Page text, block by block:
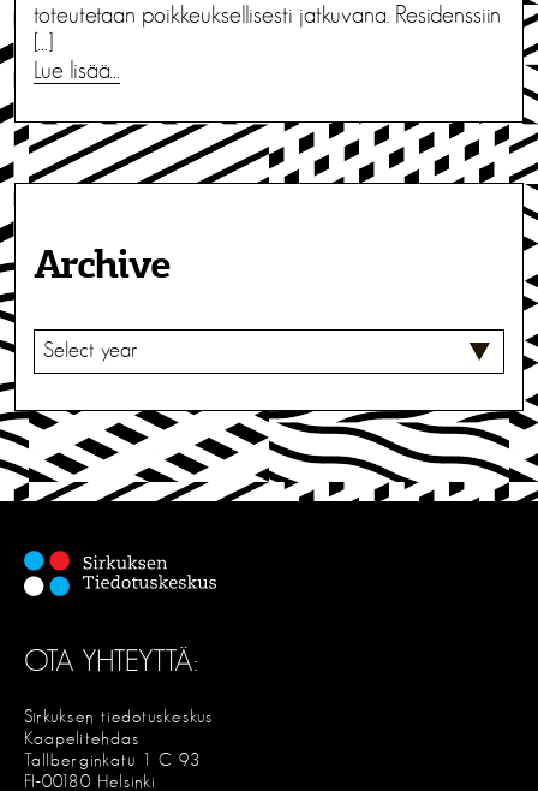
toteutetaan poikkeuksellisesti jatkuvana. Residenssiin
Lue lisää…
Archive
V
I
S
E
OTA YHTEYTTÄ:
Sirkuksen tiedotuskeskus
Kaapelitehdas
Tallberginkatu 1 C 93
FI-00180 Helsinki